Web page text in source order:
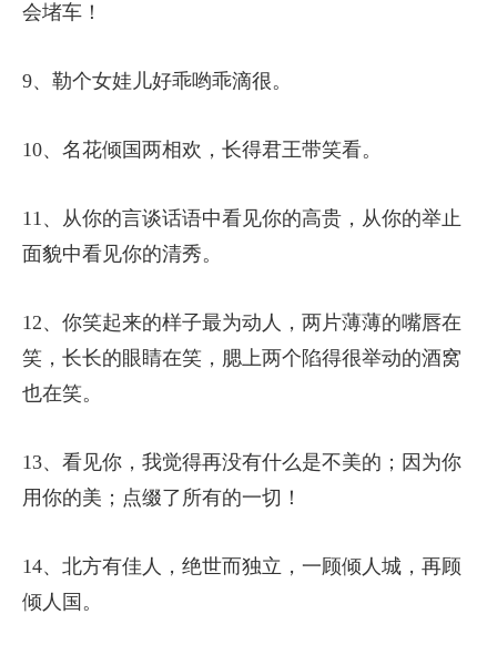
会堵车！
9、勒个女娃儿好乖哟乖滴很。
10、名花倾国两相欢，长得君王带笑看。
11、从你的言谈话语中看见你的高贵，从你的举止
面貌中看见你的清秀。
12、你笑起来的样子最为动人，两片薄薄的嘴唇在
笑，长长的眼睛在笑，腮上两个陷得很举动的酒窝
也在笑。
13、看见你，我觉得再没有什么是不美的；因为你
用你的美；点缀了所有的一切！
14、北方有佳人，绝世而独立，一顾倾人城，再顾
倾人国。